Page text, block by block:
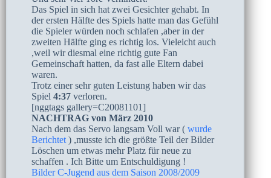
Das Spiel in sich hat zwei Gesichter gehabt. In
der ersten Hälfte des Spiels hatte man das Gefühl
die Spieler würden noch schlafen ,aber in der
zweiten Hälfte ging es richtig los. Vieleicht auch
,weil wir diesmal eine richtig gute Fan
Gemeinschaft hatten, da fast alle Eltern dabei
waren.
Trotz einer sehr guten Leistung haben wir das
Spiel 4:37 verloren.
[nggtags gallery=C20081101]
NACHTRAG von März 2010
Nach dem das Servo langsam Voll war ( wurde
Berichtet ) ,musste ich die größte Teil der Bilder
Löschen um etwas mehr Platz für neue zu
schaffen . Ich Bitte um Entschuldigung !
Bilder C-Jugend aus dem Saison 2008/2009